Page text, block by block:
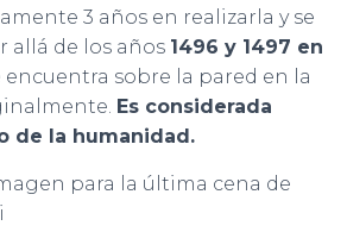
3 años en realizarla y se
allá de los años 1496 y 1497 en
encuentra sobre la pared en la
Es considerada
de la humanidad.